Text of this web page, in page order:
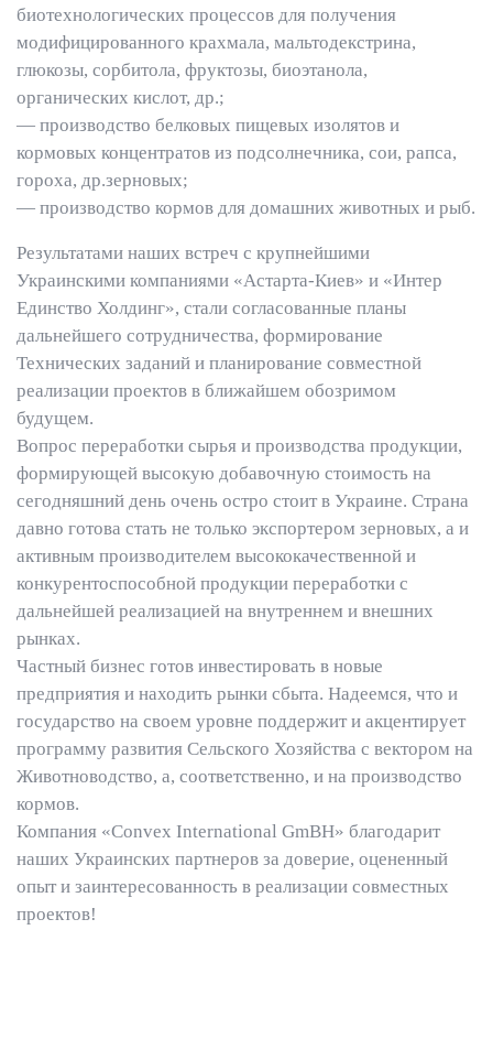
биотехнологических процессов для получения
модифицированного крахмала, мальтодекстрина,
глюкозы, сорбитола, фруктозы, биоэтанола,
органических кислот, др.;
— производство белковых пищевых изолятов и
кормовых концентратов из подсолнечника, сои, рапса,
гороха, др.зерновых;
— производство кормов для домашних животных и рыб.
Результатами наших встреч с крупнейшими
Украинскими компаниями «Астарта-Киев» и «Интер
Единство Холдинг», стали согласованные планы
дальнейшего сотрудничества, формирование
Технических заданий и планирование совместной
реализации проектов в ближайшем обозримом
будущем.
Вопрос переработки сырья и производства продукции,
формирующей высокую добавочную стоимость на
сегодняшний день очень остро стоит в Украине. Страна
давно готова стать не только экспортером зерновых, а и
активным производителем высококачественной и
конкурентоспособной продукции переработки с
дальнейшей реализацией на внутреннем и внешних
рынках.
Частный бизнес готов инвестировать в новые
предприятия и находить рынки сбыта. Надеемся, что и
государство на своем уровне поддержит и акцентирует
программу развития Сельского Хозяйства с вектором на
Животноводство, а, соответственно, и на производство
кормов.
Компания «Convex International GmBH» благодарит
наших Украинских партнеров за доверие, оцененный
опыт и заинтересованность в реализации совместных
проектов!